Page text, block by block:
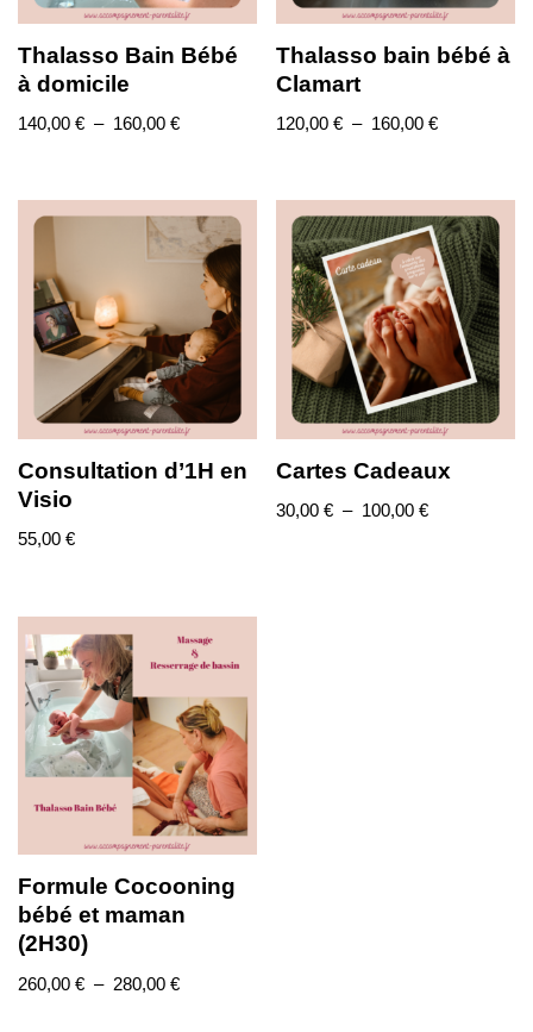
Thalasso Bain Bébé
à domicile
140,00 € – 160,00 €
Thalasso bain bébé à
Clamart
120,00€ – 160,00€
Consultation d’1H en
Visio
55,00 €
Cartes Cadeaux
30,00€ – 100,00€
Formule Cocooning
bébé et maman
(2H30)
260,00 € – 280,00 €